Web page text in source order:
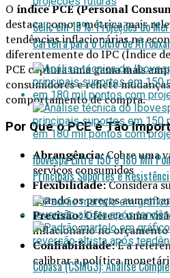
O índice PCE (Personal
destaca como a métrica mais
tendências inflacionárias na
diferentemente do IPC (Índice
PCE captura uma gama mais
consumidores e reflete
comportamento de compra.
Por Que o PCE é Tão
Abrangência:Cobre uma
serviços consumidos
Flexibilidade:Considera
quando os preços
Precisão:Oferece uma
inflacionário no
Confiabilidade:É a
calibrar a política
Selic em 15%: Projeções do
Carteira para o Ciclo de
Ibovespa Entre 150 e 180 Mil
Principais Suportes e
Copasa (CSMG3): Análise